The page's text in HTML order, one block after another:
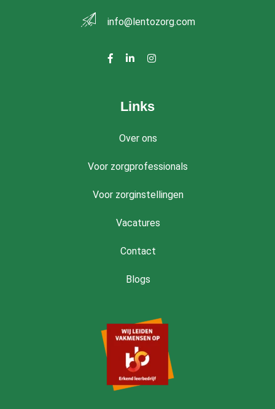
info@lentozorg.com
Links
Over ons
Voor zorgprofessionals
Voor zorginstellingen
Vacatures
Contact
Blogs